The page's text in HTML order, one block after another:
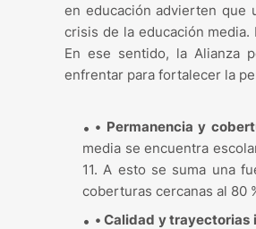
en educación advierten que
crisis de la educación
En ese sentido, la Alianza
enfrentar para fortalecer la
• Permanencia y
media se encuentra
11. A esto se suma una
coberturas cercanas al 80
• Calidad y trayectorias